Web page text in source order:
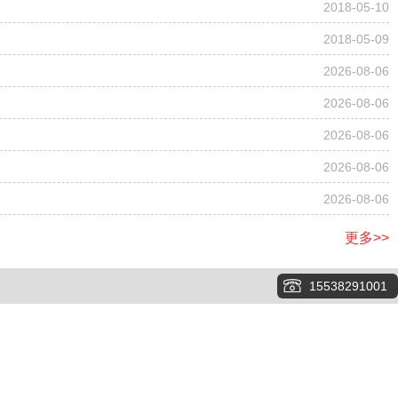
2018-05-10
2018-05-09
2026-08-06
2026-08-06
2026-08-06
2026-08-06
2026-08-06
更多>>
15538291001